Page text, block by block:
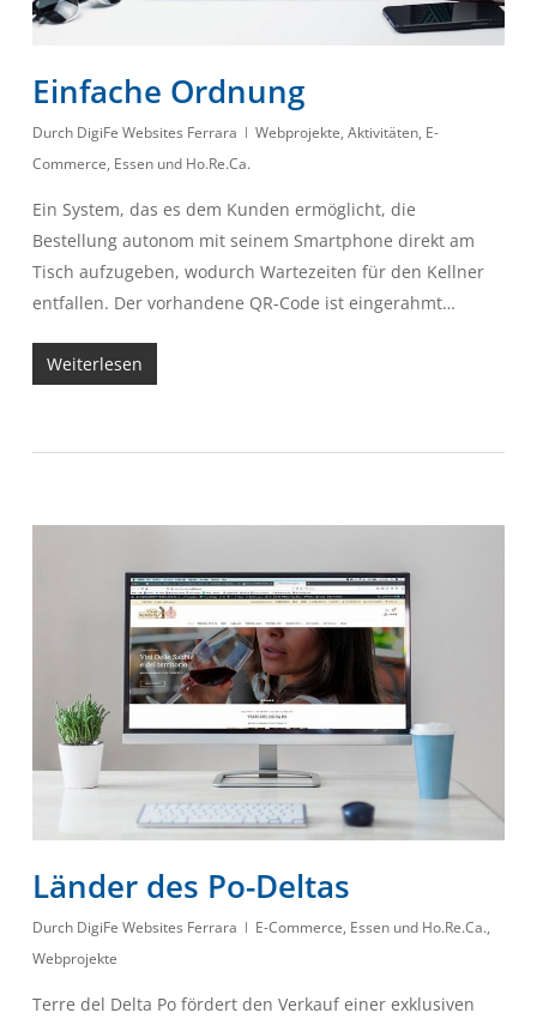
Einfache Ordnung
Durch DigiFe Websites Ferrara Webprojekte, Aktivitäten, E-
Commerce, Essen und Ho.Re.Ca.
Ein System, das es dem Kunden ermöglicht, die
Bestellung autonom mit seinem Smartphone direkt am
Tisch aufzugeben, wodurch Wartezeiten für den Kellner
entfallen. Der vorhandene QR-Code ist eingerahmt…
Weiterlesen
Länder des Po-Deltas
Durch DigiFe Websites Ferrara E-Commerce, Essen und Ho.Re.Ca.,
Webprojekte
Terre del Delta Po fördert den Verkauf einer exklusiven